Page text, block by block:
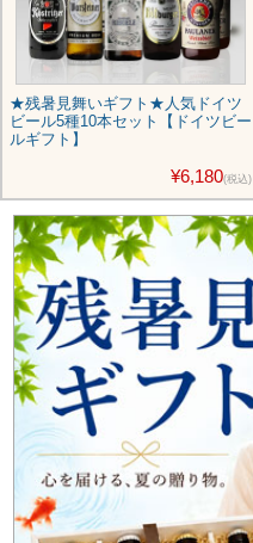
★残暑見舞いギフト★人気ドイツ
ビール5種10本セット【ドイツビー
ルギフト】
¥6,180(税込)